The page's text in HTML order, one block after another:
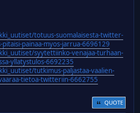
totuus-suomalaisesta-twitter-
painaa-myos-jarrua-6696129
syytettiinko-venajaa-turhaan-
yllatystulos-6692235
tutkimus-paljastaa-vaalien-
tietoa-twitteriin-6662755
QUOTE